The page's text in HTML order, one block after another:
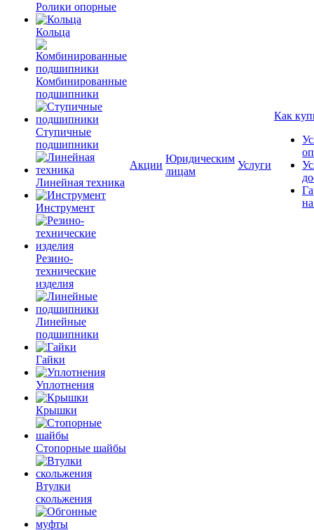
Ролики опорные
Кольца
Комбинированные
подшипники
Ступичные
подшипники
Линейная техника
Инструмент
Резино-
технические
изделия
Линейные
подшипники
Гайки
Уплотнения
Крышки
Стопорные шайбы
Втулки
скольжения
Акции
Юридическим
лицам
Услуги
Как